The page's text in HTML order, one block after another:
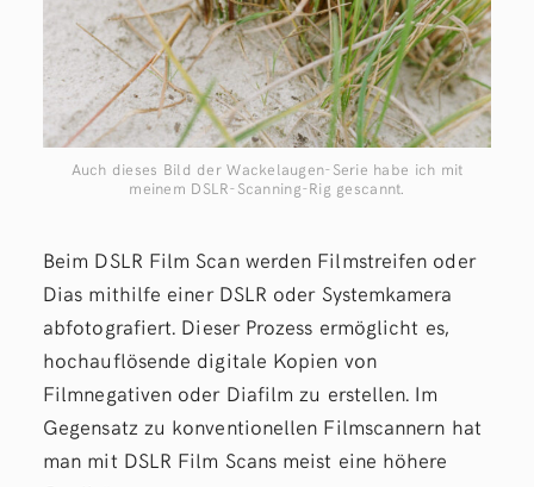
Auch dieses Bild der Wackelaugen-Serie habe ich mit
meinem DSLR-Scanning-Rig gescannt.
Beim DSLR Film Scan werden Filmstreifen oder
Dias mithilfe einer DSLR oder Systemkamera
abfotografiert. Dieser Prozess ermöglicht es,
hochauflösende digitale Kopien von
Filmnegativen oder Diafilm zu erstellen. Im
Gegensatz zu konventionellen Filmscannern hat
man mit DSLR Film Scans meist eine höhere